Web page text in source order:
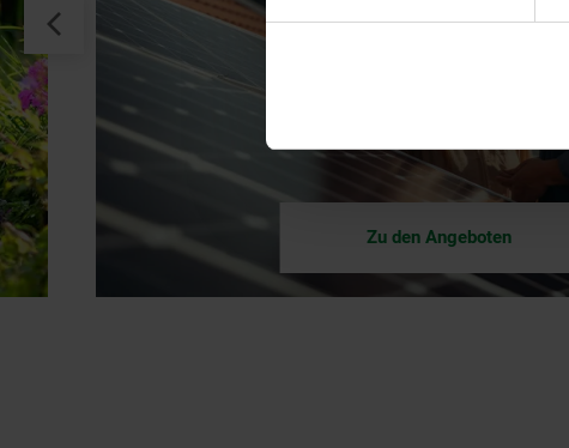
Zu den Angeboten